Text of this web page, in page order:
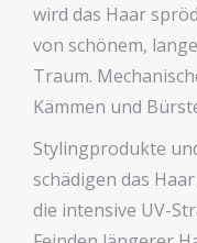
wird das Haar
von schönem,
Traum.
Kämmen und
Stylingprodukte
schädigen das
die intensive UV-